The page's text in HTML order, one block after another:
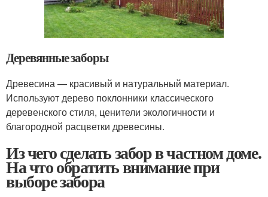
Деревянные заборы
Древесина — красивый и натуральный материал.
Используют дерево поклонники классического
деревенского стиля, ценители экологичности и
благородной расцветки древесины.
Из чего сделать забор в частном доме.
На что обратить внимание при
выборе забора